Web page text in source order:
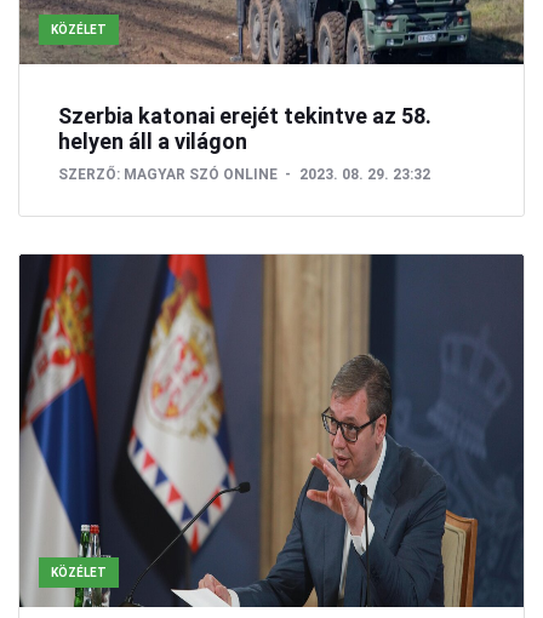
KÖZÉLET
Szerbia katonai erejét tekintve az 58.
helyen áll a világon
SZERZŐ: MAGYAR SZÓ ONLINE 2023. 08. 29. 23:32
KÖZÉLET